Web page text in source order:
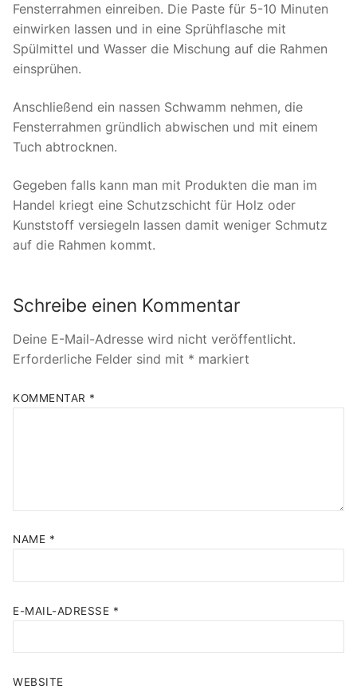
Fensterrahmen einreiben. Die Paste für 5-10 Minuten
einwirken lassen und in eine Sprühflasche mit
Spülmittel und Wasser die Mischung auf die Rahmen
einsprühen.
Anschließend ein nassen Schwamm nehmen, die
Fensterrahmen gründlich abwischen und mit einem
Tuch abtrocknen.
Gegeben falls kann man mit Produkten die man im
Handel kriegt eine Schutzschicht für Holz oder
Kunststoff versiegeln lassen damit weniger Schmutz
auf die Rahmen kommt.
Schreibe einen Kommentar
Deine E-Mail-Adresse wird nicht veröffentlicht.
Erforderliche Felder sind mit * markiert
KOMMENTAR *
NAME *
E-MAIL-ADRESSE *
WEBSITE